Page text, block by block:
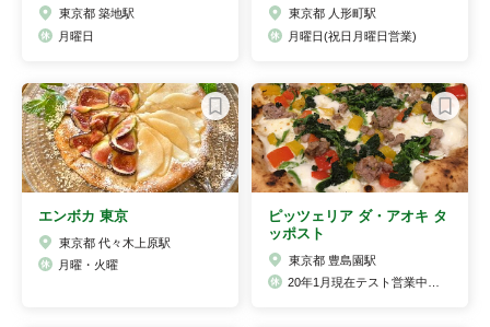
東京都 築地駅
月曜日
東京都 人形町駅
月曜日(祝日月曜日営業)
エンボカ 東京
東京都 代々木上原駅
月曜・火曜
ピッツェリア ダ・アオキ タ
ッポスト
東京都 豊島園駅